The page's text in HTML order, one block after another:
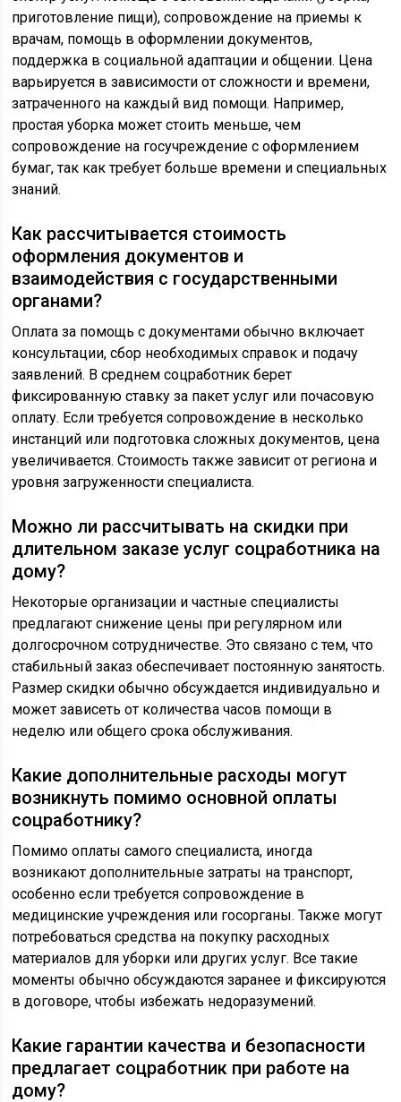
приготовление пищи), сопровождение на приемы к
врачам, помощь в оформлении документов,
поддержка в социальной адаптации и общении. Цена
варьируется в зависимости от сложности и времени,
затраченного на каждый вид помощи. Например,
простая уборка может стоить меньше, чем
сопровождение на госучреждение с оформлением
бумаг, так как требует больше времени и специальных
знаний.
Как рассчитывается стоимость
оформления документов и
взаимодействия с государственными
органами?
Оплата за помощь с документами обычно включает
консультации, сбор необходимых справок и подачу
заявлений. В среднем соцработник берет
фиксированную ставку за пакет услуг или почасовую
оплату. Если требуется сопровождение в несколько
инстанций или подготовка сложных документов, цена
увеличивается. Стоимость также зависит от региона и
уровня загруженности специалиста.
Можно ли рассчитывать на скидки при
длительном заказе услуг соцработника на
дому?
Некоторые организации и частные специалисты
предлагают снижение цены при регулярном или
долгосрочном сотрудничестве. Это связано с тем, что
стабильный заказ обеспечивает постоянную занятость.
Размер скидки обычно обсуждается индивидуально и
может зависеть от количества часов помощи в
неделю или общего срока обслуживания.
Какие дополнительные расходы могут
возникнуть помимо основной оплаты
соцработнику?
Помимо оплаты самого специалиста, иногда
возникают дополнительные затраты на транспорт,
особенно если требуется сопровождение в
медицинские учреждения или госорганы. Также могут
потребоваться средства на покупку расходных
материалов для уборки или других услуг. Все такие
моменты обычно обсуждаются заранее и фиксируются
в договоре, чтобы избежать недоразумений.
Какие гарантии качества и безопасности
предлагает соцработник при работе на
дому?